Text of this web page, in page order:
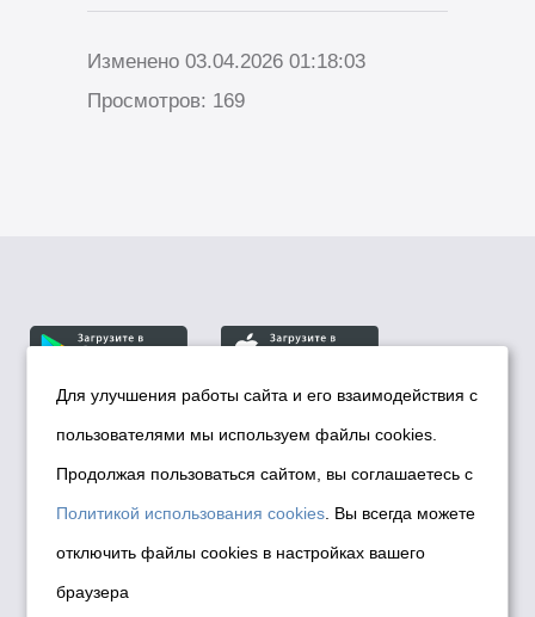
Изменено 03.04.2026 01:18:03
Просмотров: 169
© Департамент информационной политики мэрии
города Новосибирска, 2026
Политика использования Cookies
Политика по обработке персональных
данных в информационных системах
мэрии города Новосибирска
Для улучшения работы сайта и его взаимодействия с
пользователями мы используем файлы cookies.
Продолжая пользоваться сайтом, вы соглашаетесь с
Политикой использования cookies . Вы всегда можете
отключить файлы cookies в настройках вашего
браузера